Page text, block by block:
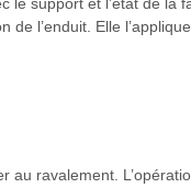
l’enduit. Elle
au ravalement.